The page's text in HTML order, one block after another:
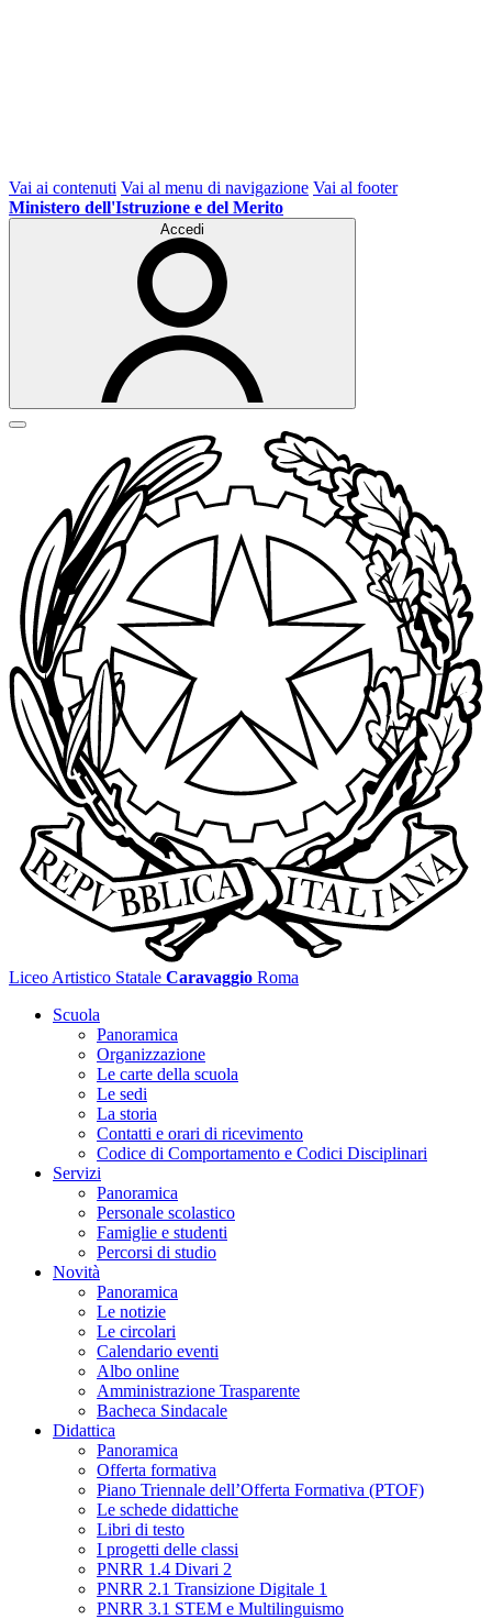
Vai ai contenuti Vai al menu di navigazione Vai al footer
Ministero dell'Istruzione e del Merito
Accedi
Liceo Artistico Statale Caravaggio Roma
Scuola
Panoramica
Organizzazione
Le carte della scuola
Le sedi
La storia
Contatti e orari di ricevimento
Codice di Comportamento e Codici Disciplinari
Servizi
Panoramica
Personale scolastico
Famiglie e studenti
Percorsi di studio
Novità
Panoramica
Le notizie
Le circolari
Calendario eventi
Albo online
Amministrazione Trasparente
Bacheca Sindacale
Didattica
Panoramica
Offerta formativa
Piano Triennale dell’Offerta Formativa (PTOF)
Le schede didattiche
Libri di testo
I progetti delle classi
PNRR 1.4 Divari 2
PNRR 2.1 Transizione Digitale 1
PNRR 3.1 STEM e Multilinguismo